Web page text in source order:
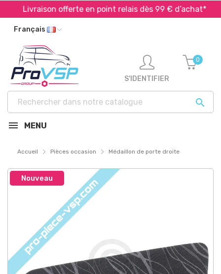
Livraison offerte en point relais dès 99 € d’achat*
Français

S'IDENTIFIER
0
MENU
Accueil Pièces occasion Médaillon de porte droite
Nouveau